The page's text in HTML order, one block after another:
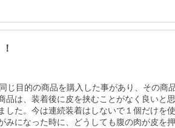
じ目的の商品を購入した事があり、その
品は、装着後に皮を挟むことがなく良い
した。今は連続装着はしないで１個だけ
みになった時に、どうしても腹の肉が皮